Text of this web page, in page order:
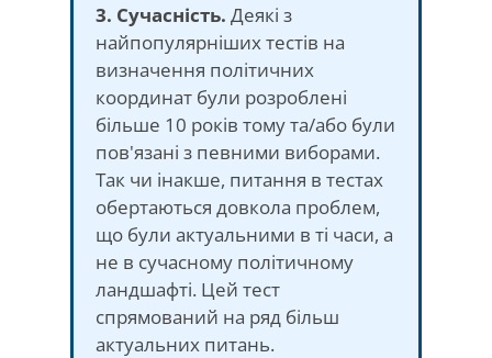
3. Сучасність. Деякі з
найпопулярніших тестів на
визначення політичних
координат були розроблені
більше 10 років тому та/або були
пов'язані з певними виборами.
Так чи інакше, питання в тестах
обертаються довкола проблем,
що були актуальними в ті часи, а
не в сучасному політичному
ландшафті. Цей тест
спрямований на ряд більш
актуальних питань.